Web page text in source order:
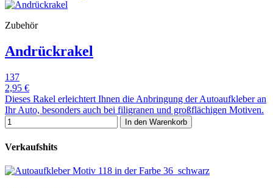
Zubehör
Andrückrakel
137
2,95 €
Dieses Rakel erleichtert Ihnen die Anbringung der Autoaufkleber an
Ihr Auto, besonders auch bei filigranen und großflächigen Motiven.
In den Warenkorb
Verkaufshits